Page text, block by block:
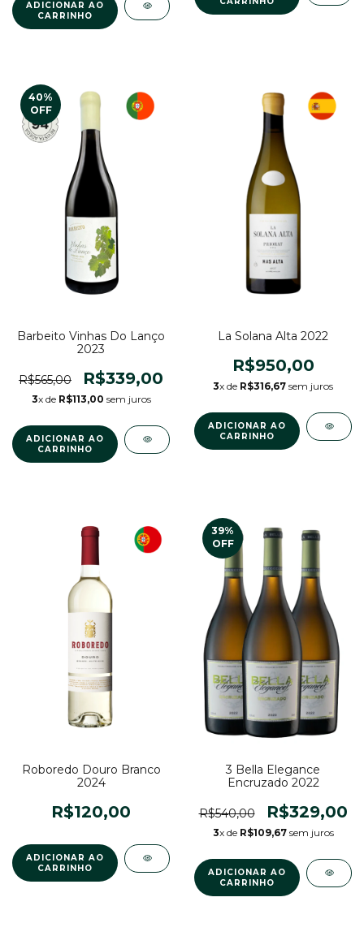
40%
OFF
Barbeito Vinhas Do Lanço
2023
R$565,00 R$339,00
3x de R$113,00 sem juros
La Solana Alta 2022
R$950,00
3x de R$316,67 sem juros
Roboredo Douro Branco
2024
R$120,00
39%
OFF
3 Bella Elegance
Encruzado 2022
R$540,00 R$329,00
3x de R$109,67sem juros